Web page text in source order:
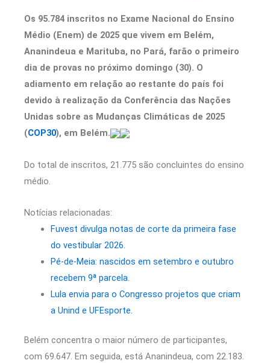
Os 95.784 inscritos no Exame Nacional do Ensino
Médio (Enem) de 2025 que vivem em Belém,
Ananindeua e Marituba, no Pará, farão o primeiro
dia de provas no próximo domingo (30). O
adiamento em relação ao restante do país foi
devido à realização da Conferência das Nações
Unidas sobre as Mudanças Climáticas de 2025
(COP30), em Belém.
Do total de inscritos, 21.775 são concluintes do ensino
médio.
Notícias relacionadas:
Fuvest divulga notas de corte da primeira fase
do vestibular 2026.
Pé-de-Meia: nascidos em setembro e outubro
recebem 9ª parcela.
Lula envia para o Congresso projetos que criam
a Unind e UFEsporte.
Belém concentra o maior número de participantes,
com 69.647. Em seguida, está Ananindeua, com 22.183.